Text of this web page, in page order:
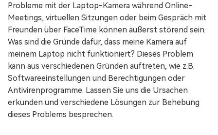
Probleme mit der Laptop-Kamera während Online-
Meetings, virtuellen Sitzungen oder beim Gespräch mit
Freunden über FaceTime können äußerst störend sein.
Was sind die Gründe dafür, dass meine Kamera auf
meinem Laptop nicht funktioniert? Dieses Problem
kann aus verschiedenen Gründen auftreten, wie z.B.
Softwareeinstellungen und Berechtigungen oder
Antivirenprogramme. Lassen Sie uns die Ursachen
erkunden und verschiedene Lösungen zur Behebung
dieses Problems besprechen.